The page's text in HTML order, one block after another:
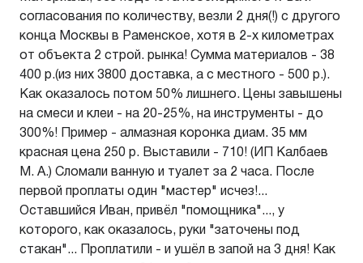
согласования по количеству, везли 2 дня(!) с другого
конца Москвы в Раменское, хотя в 2-х километрах
от объекта 2 строй. рынка! Сумма материалов - 38
400 р.(из них 3800 доставка, а с местного - 500 р.).
Как оказалось потом 50% лишнего. Цены завышены
на смеси и клеи - на 20-25%, на инструменты - до
300%! Пример - алмазная коронка диам. 35 мм
красная цена 250 р. Выставили - 710! (ИП Калбаев
М. А.) Сломали ванную и туалет за 2 часа. После
первой проплаты один "мастер" исчез!...
Оставшийся Иван, привёл "помощника"..., у
которого, как оказалось, руки "заточены под
стакан"... Проплатили - и ушёл в запой на 3 дня! Как